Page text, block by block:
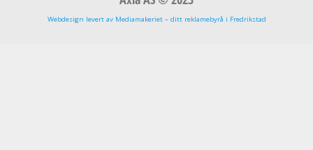
Webdesign levert av Mediamakeriet – ditt reklamebyrå i Fredrikstad